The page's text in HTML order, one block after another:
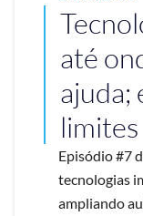
até
ajuda;
limites
Episódio #7
tecnologias
ampliando